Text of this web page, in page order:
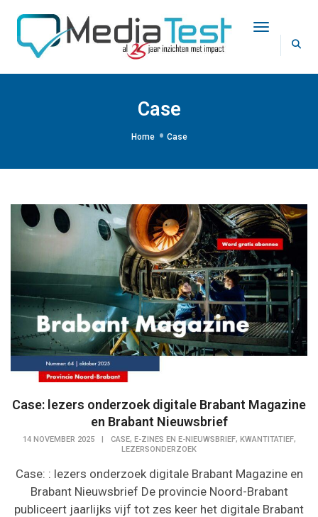
Toggle
Case
Home Case
Case: lezers onderzoek digitale Brabant Magazine
en Brabant Nieuwsbrief
14 NOVEMBER 2025 | CASE, E-ZINES EN E-NIEUWSBRIEF, KWANTITATIEF,
LEZERSONDERZOEK
Case: : lezers onderzoek digitale Brabant Magazine en
Brabant Nieuwsbrief De provincie Noord-Brabant
publiceert jaarlijks vijf tot zes keer het digitale Brabant